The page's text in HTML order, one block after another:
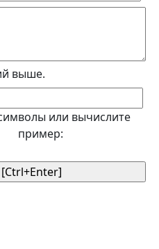
выше.
или вычислите
пример: